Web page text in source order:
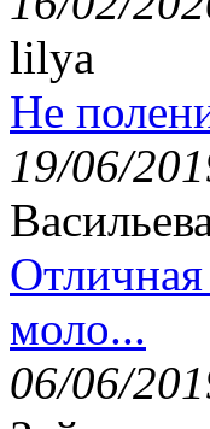
lilya
Не
19/06/
моло...
06/06/